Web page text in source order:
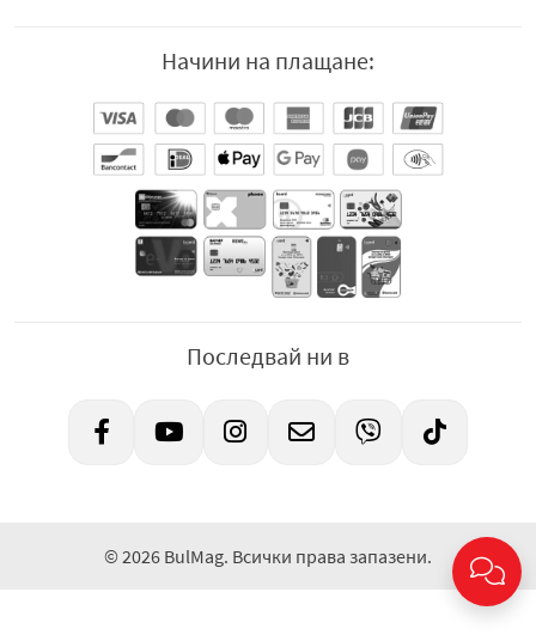
Начини на плащане:
Последвай ни в
© 2026 BulMag. Всички права запазени.